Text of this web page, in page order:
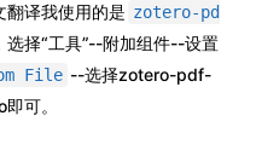
翻译我使用的是 zotero-pd
选择“工具”--附加组件--设置
File --选择zotero-pdf-
可。